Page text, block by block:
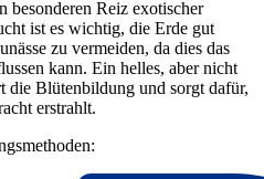
besonderen Reiz exotischer
ist es wichtig, die Erde gut
zu vermeiden, da dies das
kann. Ein helles, aber nicht
die Blütenbildung und sorgt dafür,
erstrahlt.